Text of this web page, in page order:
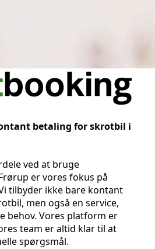
betaling for skrotbil i
ved at bruge
er vores fokus på
tilbyder ikke bare kontant
men også en service,
behov. Vores platform er
team er altid klar til at
spørgsmål.